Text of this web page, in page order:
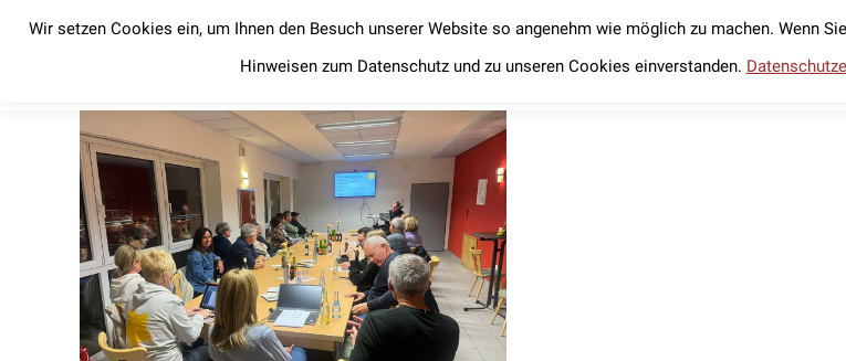
Startseite News Unser Verein Werde Förderer
Wir setzen Cookies ein, um Ihnen den Besuch unserer Website so angenehm wie möglich zu machen. Wenn
Hinweisen zum Datenschutz und zu unseren Cookies einverstanden.
Startseite News Unser Verein Werde Förderer